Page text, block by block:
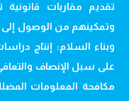
تقديم مقاربات
وتمكينهم من الوصول إلى
وبناء السلام: إنتاج
على سبل الإنصاف
مكافحة المعلومات